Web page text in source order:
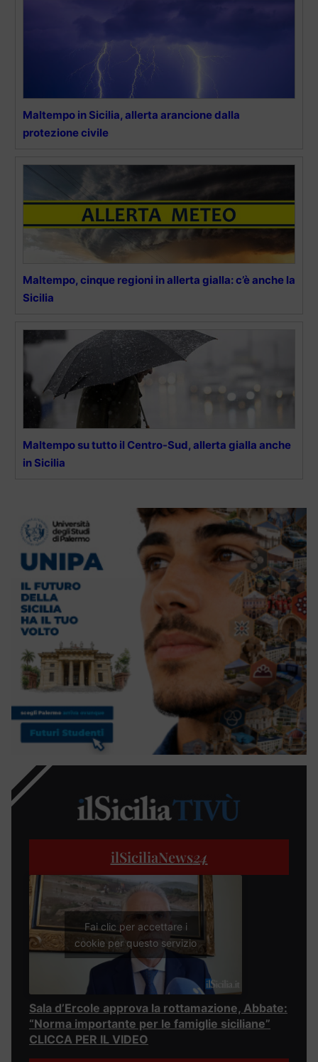
Maltempo in Sicilia, allerta arancione dalla
protezione civile
Maltempo, cinque regioni in allerta gialla: c’è anche la
Sicilia
Maltempo su tutto il Centro-Sud, allerta gialla anche
in Sicilia
ilSiciliaNews24
Fai clic per accettare i
cookie per questo servizio
Sala d’Ercole approva la rottamazione, Abbate:
“Norma importante per le famiglie siciliane”
CLICCA PER IL VIDEO